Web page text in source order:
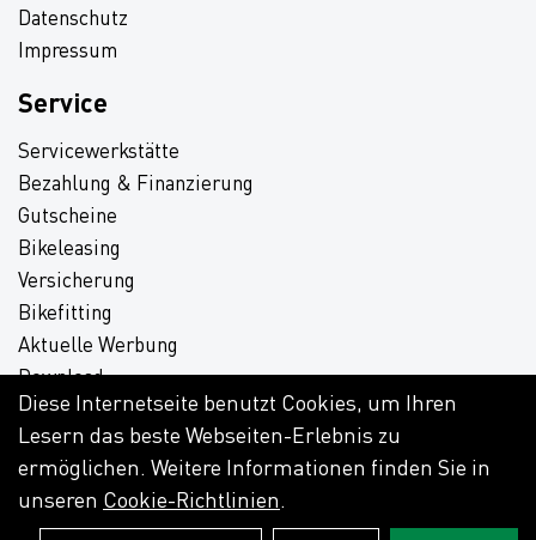
Datenschutz
Impressum
Service
Servicewerkstätte
Bezahlung & Finanzierung
Gutscheine
Bikeleasing
Versicherung
Bikefitting
Aktuelle Werbung
Download
Diese Internetseite benutzt Cookies, um Ihren
Lesern das beste Webseiten-Erlebnis zu
ermöglichen. Weitere Informationen finden Sie in
unseren Cookie-Richtlinien.